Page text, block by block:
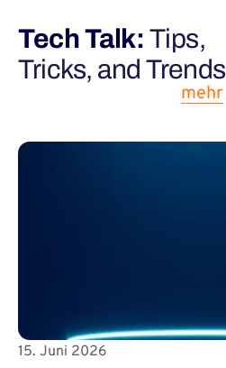
Tech Talk: Tips,
Tricks, and Trends
mehr
15. Juni 2026